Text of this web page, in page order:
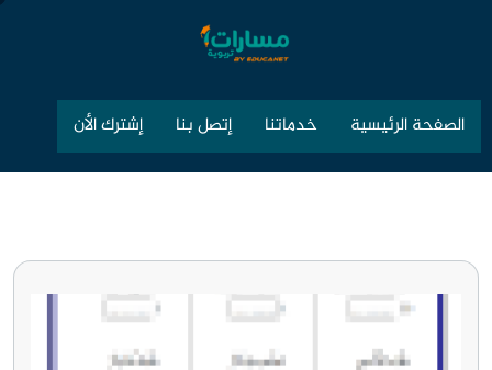
الصفحة الرئيسية خدماتنا إتصل بنا إشترك الأن